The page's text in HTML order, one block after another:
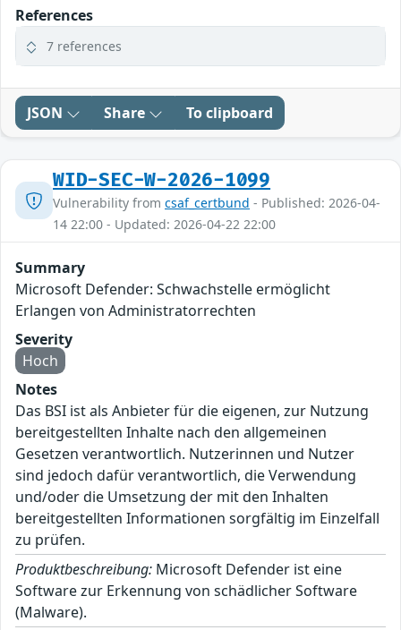
References
7 references
JSON Share To clipboard
WID-SEC-W-2026-1099
Vulnerability from csaf_certbund - Published: 2026-04-
14 22:00 - Updated: 2026-04-22 22:00
Summary
Microsoft Defender: Schwachstelle ermöglicht
Erlangen von Administratorrechten
Severity
Hoch
Notes
Das BSI ist als Anbieter für die eigenen, zur Nutzung
bereitgestellten Inhalte nach den allgemeinen
Gesetzen verantwortlich. Nutzerinnen und Nutzer
sind jedoch dafür verantwortlich, die Verwendung
und/oder die Umsetzung der mit den Inhalten
bereitgestellten Informationen sorgfältig im Einzelfall
zu prüfen.
Produktbeschreibung: Microsoft Defender ist eine
Software zur Erkennung von schädlicher Software
(Malware).